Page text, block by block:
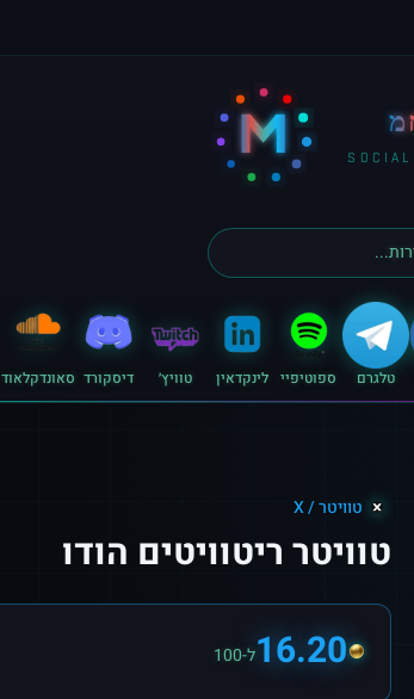
M
טלגרם ספוטיפיי לינקדאין טוויץ׳ דיסקורד סאונדקלאוד
טוויטר / X
טוויטר ריטוויטים הודו
16.20ל-100